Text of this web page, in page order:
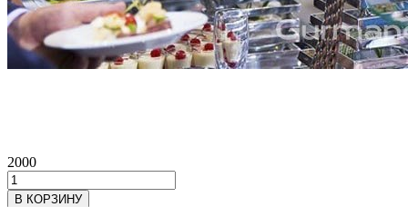
2000
В КОРЗИНУ